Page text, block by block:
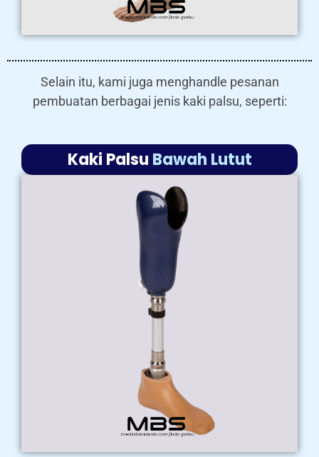
Selain itu, kami juga menghandle pesanan
pembuatan berbagai jenis kaki palsu, seperti:
Kaki Palsu Bawah Lutut